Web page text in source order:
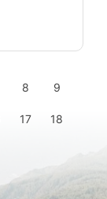
8 9
17 18